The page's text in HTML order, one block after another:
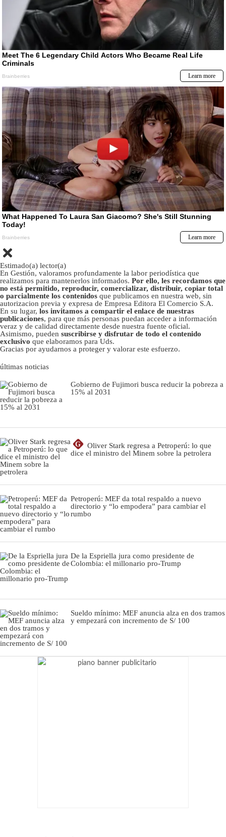
Estimado(a) lector(a)
En Gestión, valoramos profundamente la labor periodística que
realizamos para mantenerlos informados. Por ello, les recordamos que
no está permitido, reproducir, comercializar, distribuir, copiar total
o parcialmente los contenidos que publicamos en nuestra web, sin
autorizacion previa y expresa de Empresa Editora El Comercio S.A.
En su lugar, los invitamos a compartir el enlace de nuestras
publicaciones, para que más personas puedan acceder a información
veraz y de calidad directamente desde nuestra fuente oficial.
Asimismo, pueden suscribirse y disfrutar de todo el contenido
exclusivo que elaboramos para Uds.
Gracias por ayudarnos a proteger y valorar este esfuerzo.
últimas noticias
Gobierno de Fujimori busca reducir la pobreza a
15% al 2031
G
Oliver Stark regresa a Petroperú: lo que
dice el ministro del Minem sobre la petrolera
Petroperú: MEF da total respaldo a nuevo
directorio y “lo empodera” para cambiar el
rumbo
De la Espriella jura como presidente de
Colombia: el millonario pro-Trump
Sueldo mínimo: MEF anuncia alza en dos tramos
y empezará con incremento de S/ 100